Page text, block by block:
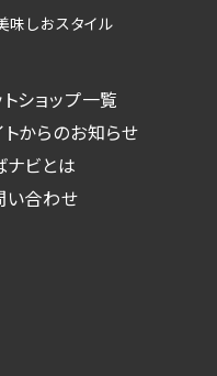
味しおスタイル
ショップ一覧
トからのお知らせ
ナビとは
い合わせ